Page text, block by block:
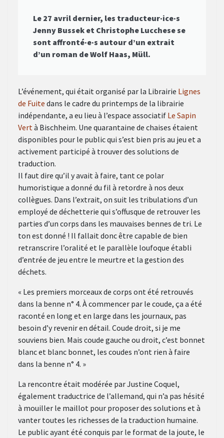
Le 27 avril dernier, les traducteur·ice·s
Jenny Bussek et Christophe Lucchese se
sont affronté·e·s autour d’un extrait
d’un roman de Wolf Haas, Müll.
L’événement, qui était organisé par la Librairie Lignes
de Fuite dans le cadre du printemps de la librairie
indépendante, a eu lieu à l’espace associatif Le Sapin
Vertà Bischheim. Une quarantaine de chaises étaient
disponibles pour le public qui s’est bien pris au jeu et a
activement participé à trouver des solutions de
traduction.
Il faut dire qu’il y avait à faire, tant ce polar
humoristique a donné du fil à retordre à nos deux
collègues. Dans l’extrait, on suit les tribulations d’un
employé de déchetterie qui s’offusque de retrouver les
parties d’un corps dans les mauvaises bennes de tri. Le
ton est donné ! Il fallait donc être capable de bien
retranscrire l’oralité et le parallèle loufoque établi
d’entrée de jeu entre le meurtre et la gestion des
déchets.
« Les premiers morceaux de corps ont été retrouvés
dans la benne n° 4. À commencer par le coude, ça a été
raconté en long et en large dans les journaux, pas
besoin d’y revenir en détail. Coude droit, si je me
souviens bien. Mais coude gauche ou droit, c’est bonnet
blanc et blanc bonnet, les coudes n’ont rien à faire
dans la benne n° 4. »
La rencontre était modérée par Justine Coquel,
également traductrice de l’allemand, qui n’a pas hésité
à mouiller le maillot pour proposer des solutions et à
vanter toutes les richesses de la traduction humaine.
Le public ayant été conquis par le format de la joute, le